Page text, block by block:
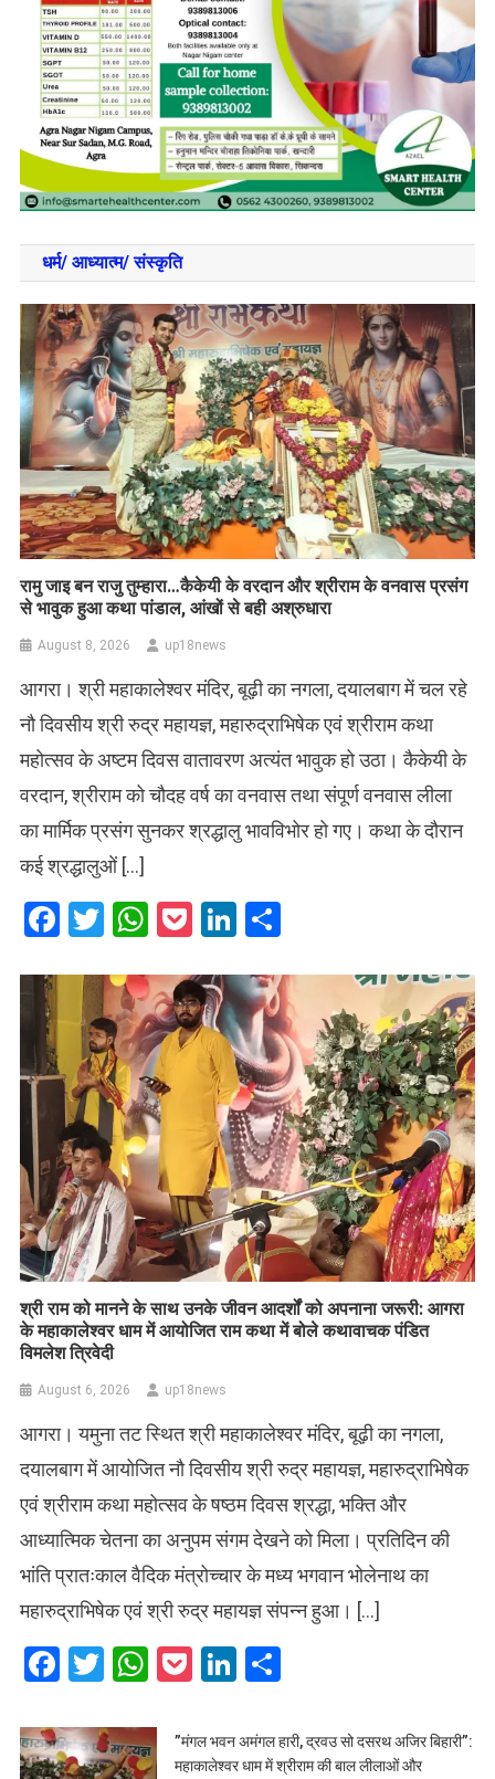
धर्म/ आध्‍यात्‍म/ संस्‍कृति
रामु जाइ बन राजु तुम्हारा…कैकेयी के वरदान और श्रीराम के वनवास प्रसंग
से भावुक हुआ कथा पांडाल, आंखों से बही अश्रुधारा
August 8, 2026 up18news
आगरा। श्री महाकालेश्वर मंदिर, बूढ़ी का नगला, दयालबाग में चल रहे
नौ दिवसीय श्री रुद्र महायज्ञ, महारुद्राभिषेक एवं श्रीराम कथा
महोत्सव के अष्टम दिवस वातावरण अत्यंत भावुक हो उठा। कैकेयी के
वरदान, श्रीराम को चौदह वर्ष का वनवास तथा संपूर्ण वनवास लीला
का मार्मिक प्रसंग सुनकर श्रद्धालु भावविभोर हो गए। कथा के दौरान
कई श्रद्धालुओं […]
Facebook
Twitter
WhatsApp
PocketLinkedIn
​श्री राम को मानने के साथ उनके जीवन आदर्शों को अपनाना जरूरी: आगरा
के महाकालेश्वर धाम में आयोजित राम कथा में बोले कथावाचक पंडित
विमलेश त्रिवेदी
August 6, 2026 up18news
आगरा। यमुना तट स्थित श्री महाकालेश्वर मंदिर, बूढ़ी का नगला,
दयालबाग में आयोजित नौ दिवसीय श्री रुद्र महायज्ञ, महारुद्राभिषेक
एवं श्रीराम कथा महोत्सव के षष्ठम दिवस श्रद्धा, भक्ति और
आध्यात्मिक चेतना का अनुपम संगम देखने को मिला। प्रतिदिन की
भांति प्रातःकाल वैदिक मंत्रोच्चार के मध्य भगवान भोलेनाथ का
महारुद्राभिषेक एवं श्री रुद्र महायज्ञ संपन्न हुआ। […]
Facebook
Twitter
WhatsApp
PocketLinkedIn
​”मंगल भवन अमंगल हारी, द्रवउ सो दसरथ अजिर बिहारी”:
महाकालेश्वर धाम में श्रीराम की बाल लीलाओं और